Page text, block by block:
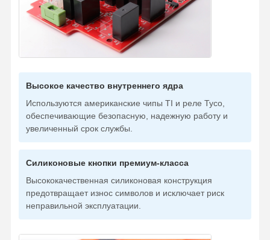
Высокое качество внутреннего ядра
Используются американские чипы TI и реле Tyco,
обеспечивающие безопасную, надежную работу и
увеличенный срок службы.
Силиконовые кнопки премиум-класса
Высококачественная силиконовая конструкция
предотвращает износ символов и исключает риск
неправильной эксплуатации.